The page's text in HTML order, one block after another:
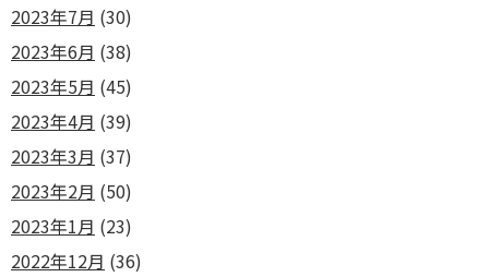
2023年7月 (30)
2023年6月 (38)
2023年5月 (45)
2023年4月 (39)
2023年3月 (37)
2023年2月 (50)
2023年1月 (23)
2022年12月 (36)